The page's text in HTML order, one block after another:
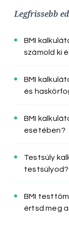
Legfrissebb
BMI
számold ki
BMI
és
BMI
esetében?
Testsúly
testsúlyod?
BMI
értsd meg